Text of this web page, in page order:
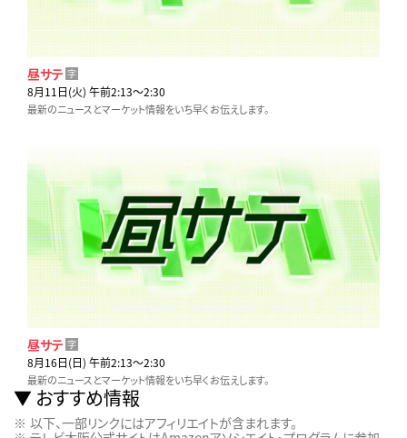
昼サテ 字
8月11日(火) 午前2:13〜2:30
最新のニュースとマーケット情報をいち早くお伝えします。
昼サテ 字
8月16日(日) 午前2:13〜2:30
最新のニュースとマーケット情報をいち早くお伝えします。
おすすめ情報
以下、一部リンクにはアフィリエイトが含まれます。